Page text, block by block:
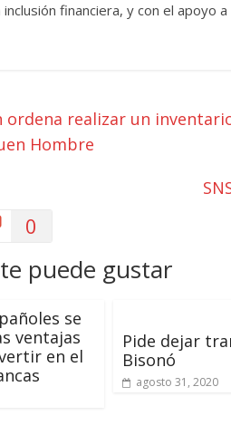
inclusión financiera, y con el apoyo
ordena realizar un
Hombre
0
puede gustar
se
ventajas
en el
Pide dejar
Bisonó
agosto 31, 2020